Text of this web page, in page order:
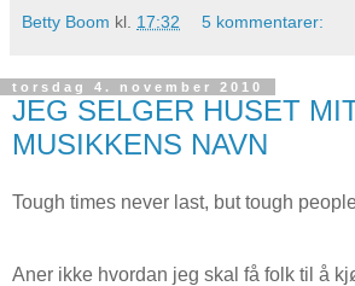
Betty Boom kl. 17:32 5 kommentarer:
torsdag 4. november 2010
JEG SELGER HUSET
MUSIKKENS NAVN
Tough times never last, but tough
Aner ikke hvordan jeg skal få folk til å